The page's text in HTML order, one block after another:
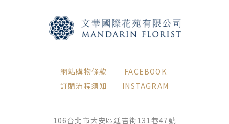
網站購物條款
訂購流程須知
FACEBOOK
INSTAGRAM
106台北市大安區延吉街131巷47號